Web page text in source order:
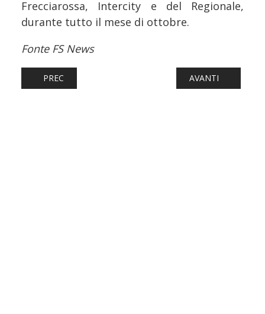
Frecciarossa, Intercity e del Regionale,
durante tutto il mese di ottobre.
Fonte FS News
ARTICOLO PRECEDENTE: FERROVIE: ALTRE DUE 494
PREC ARTICOLO
AVANTI